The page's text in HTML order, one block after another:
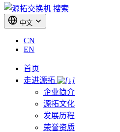
搜索
中文
CN
EN
首页
走进源拓
企业简介
源拓文化
发展历程
荣誉资质